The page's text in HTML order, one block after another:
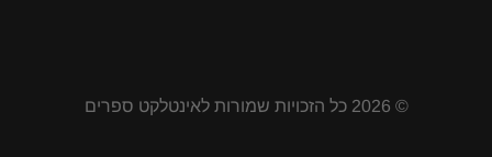
© 2026 כל הזכויות שמורות לאינטלקט ספרים